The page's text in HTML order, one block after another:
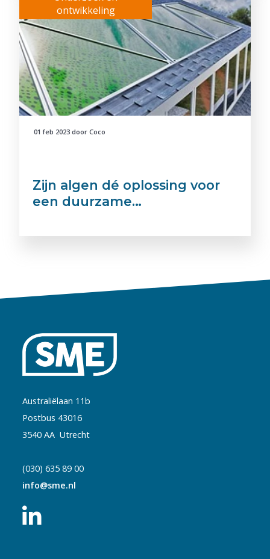
ontwikkeling
01 feb 2023 door Coco
Zijn algen dé oplossing voor
een duurzame…
Australiëlaan 11b
Postbus 43016
3540 AA Utrecht
(030) 635 89 00
info@sme.nl